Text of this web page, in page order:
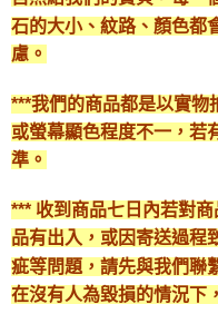
石的大小、紋路、顏色都
慮。
***我們的商品都是以實物
或螢幕顯色程度不一，若
準。
*** 收到商品七日內若對
品有出入，或因寄送過程
疵等問題，請先與我們聯
在沒有人為毀損的情況下